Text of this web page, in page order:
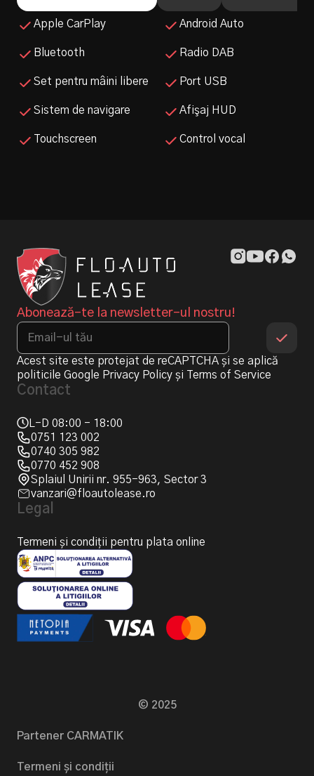
Apple CarPlay Android Auto
Bluetooth Radio DAB
Set pentru mâini libere Port USB
Sistem de navigare Afişaj HUD
Touchscreen Control vocal
Abonează-te la newsletter-ul nostru!
Acest site este protejat de reCAPTCHA și se aplică
politicile Google Privacy Policy și Terms of Service
Contact
L-D 08:00 - 18:00
0751 123 002
0740 305 982
0770 452 908
Splaiul Unirii nr. 955-963, Sector 3
vanzari@floautolease.ro
Legal
Termeni și condiții pentru plata online
Partener CARMATIK
© 2025
Termeni și condiții